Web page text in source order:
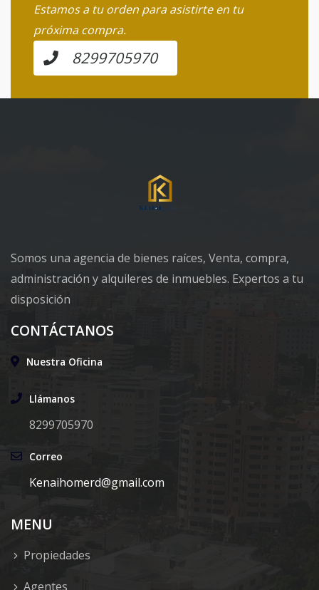
Estamos a tu orden para asistirte en tu
próxima compra.
8299705970
Somos una agencia de bienes raíces, Venta, compra,
administración y alquileres de inmuebles. Expertos a tu
disposición
CONTÁCTANOS
Nuestra Oficina
Llámanos
8299705970
Correo
Kenaihomerd@gmail.com
MENU
Propiedades
Agentes